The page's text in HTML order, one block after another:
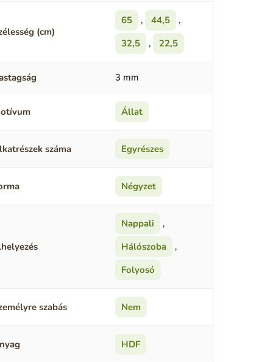
(cm)
65 , 44,5
,
32,5
, 22,5
3 mm
Állat
száma Egyrészes
Négyzet
Nappali
,
Hálószoba
,
Folyosó
szabás Nem
HDF